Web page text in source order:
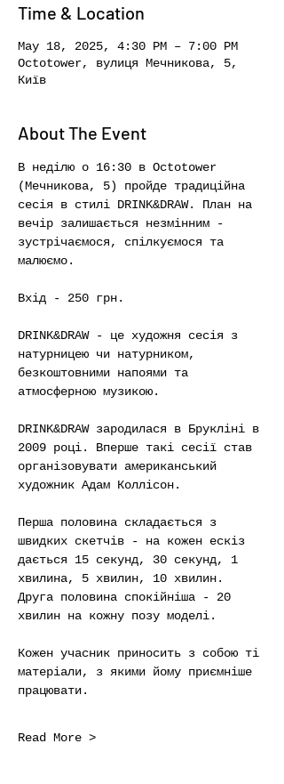
Time & Location
May 18, 2025, 4:30 PM – 7:00 PM
Octotower, вулиця Мечникова, 5,
Київ
About The Event
В неділю о 16:30 в Octotower
(Мечникова, 5) пройде традиційна
сесія в стилі DRINK&DRAW. План на
вечір залишається незмінним -
зустрічаємося, спілкуємося та
малюємо.
Вхід - 250 грн.
DRINK&DRAW - це художня сесія з
натурницею чи натурником,
безкоштовними напоями та
атмосферною музикою.
DRINK&DRAW зародилася в Брукліні в
2009 році. Вперше такі сесії став
організовувати американський
художник Адам Коллісон.
Перша половина складається з
швидких скетчів - на кожен ескіз
дається 15 секунд, 30 секунд, 1
хвилина, 5 хвилин, 10 хвилин.
Друга половина спокійніша - 20
хвилин на кожну позу моделі.
Кожен учасник приносить з собою ті
матеріали, з якими йому приємніше
працювати.
Read More >